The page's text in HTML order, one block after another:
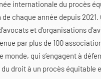
internationale du procès
de chaque année depuis 2021.
et d’organisations
par plus de 100
monde, qui s’engagent à
droit à un procès équitable